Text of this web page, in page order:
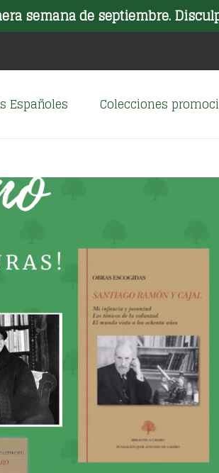
semana de septiembre.
Españoles Colecciones